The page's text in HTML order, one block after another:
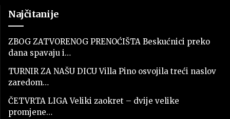
Najčitanije
ZBOG ZATVORENOG PRENOĆIŠTA Beskućnici preko
dana spavaju i…
TURNIR ZA NAŠU DICU Villa Pino osvojila treći naslov
zaredom…
ČETVRTA LIGA Veliki zaokret – dvije velike
promjene…